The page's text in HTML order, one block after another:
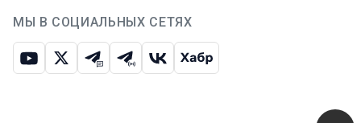
МЫ В СОЦИАЛЬНЫХ СЕТЯХ
ЮтубИкс Телеграм-чат
Телеграм-канал
ВКонтакте
Хабр